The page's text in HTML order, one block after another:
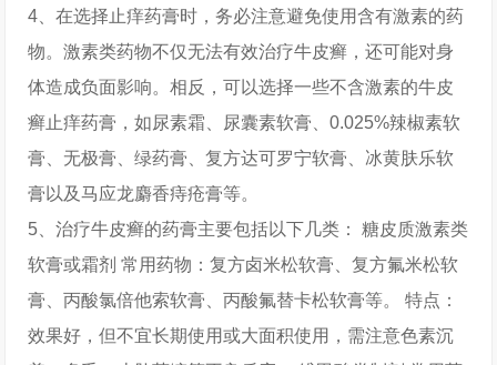
4、在选择止痒药膏时，务必注意避免使用含有激素的药
物。激素类药物不仅无法有效治疗牛皮癣，还可能对身
体造成负面影响。相反，可以选择一些不含激素的牛皮
癣止痒药膏，如尿素霜、尿囊素软膏、0.025%辣椒素软
膏、无极膏、绿药膏、复方达可罗宁软膏、冰黄肤乐软
膏以及马应龙麝香痔疮膏等。
5、治疗牛皮癣的药膏主要包括以下几类： 糖皮质激素类
软膏或霜剂 常用药物：复方卤米松软膏、复方氟米松软
膏、丙酸氯倍他索软膏、丙酸氟替卡松软膏等。 特点：
效果好，但不宜长期使用或大面积使用，需注意色素沉